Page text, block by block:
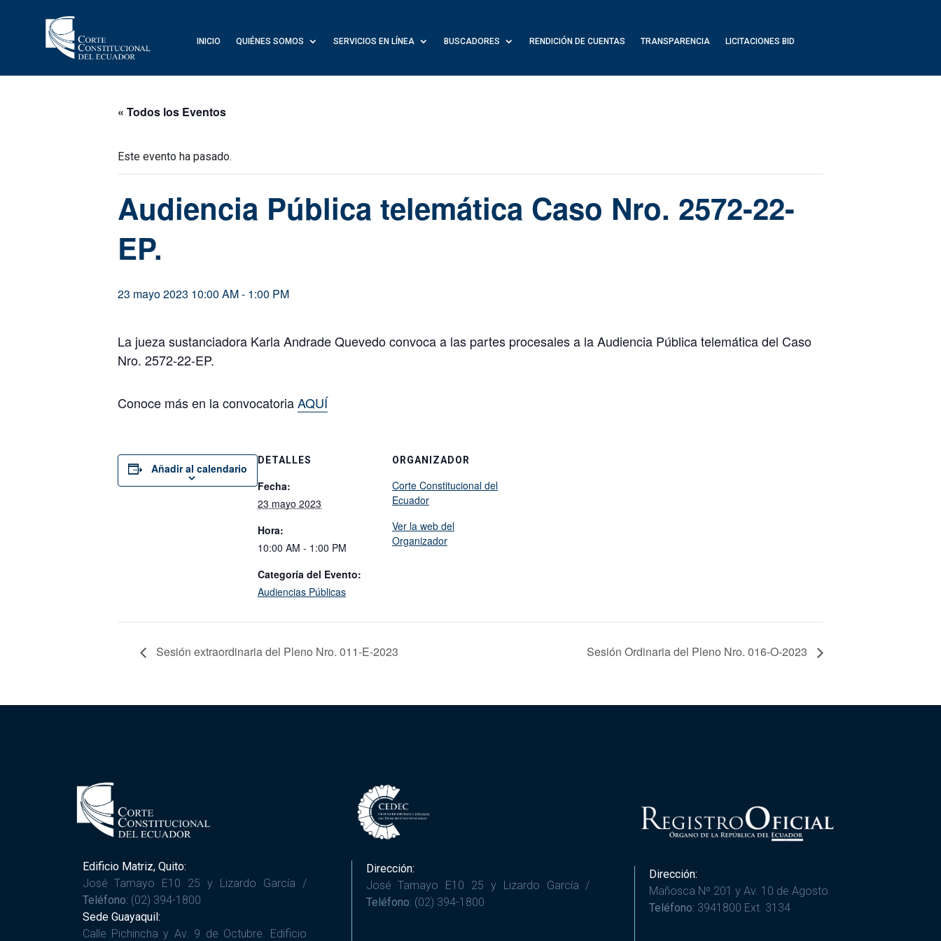
INICIO QUIÉNES SOMOS SERVICIOS EN LÍNEA BUSCADORES RENDICIÓN DE CUENTAS TRANSPARENCIA LICITACIONES BID
« Todos los Eventos
Este evento ha pasado.
Audiencia Pública telemática Caso Nro. 2572-22-
EP.
23 mayo 2023 10:00 AM- 1:00 PM
La jueza sustanciadora Karla Andrade Quevedo convoca a las partes procesales a la Audiencia Pública telemática del Caso
Nro. 2572-22-EP.
Conoce más en la convocatoriaAQUÍ
Añadir al calendario
DETALLES
Fecha:
23 mayo 2023
Hora:
10:00 AM - 1:00 PM
Categoría del Evento:
Audiencias Públicas
ORGANIZADOR
Corte Constitucional del
Ecuador
Ver la web del
Organizador
Sesión extraordinaria del Pleno Nro. 011-E-2023 Sesión Ordinaria del Pleno Nro. 016-O-2023
Edificio Matriz, Quito:
José Tamayo E10 25 y Lizardo García /
Teléfono: (02) 394-1800
Sede Guayaquil:
Calle Pichincha y Av. 9 de Octubre. Edificio
Dirección:
José Tamayo E10 25 y Lizardo García /
Teléfono: (02) 394-1800
Dirección:
Mañosca Nº 201 y Av. 10 de Agosto
Teléfono: 3941800 Ext. 3134